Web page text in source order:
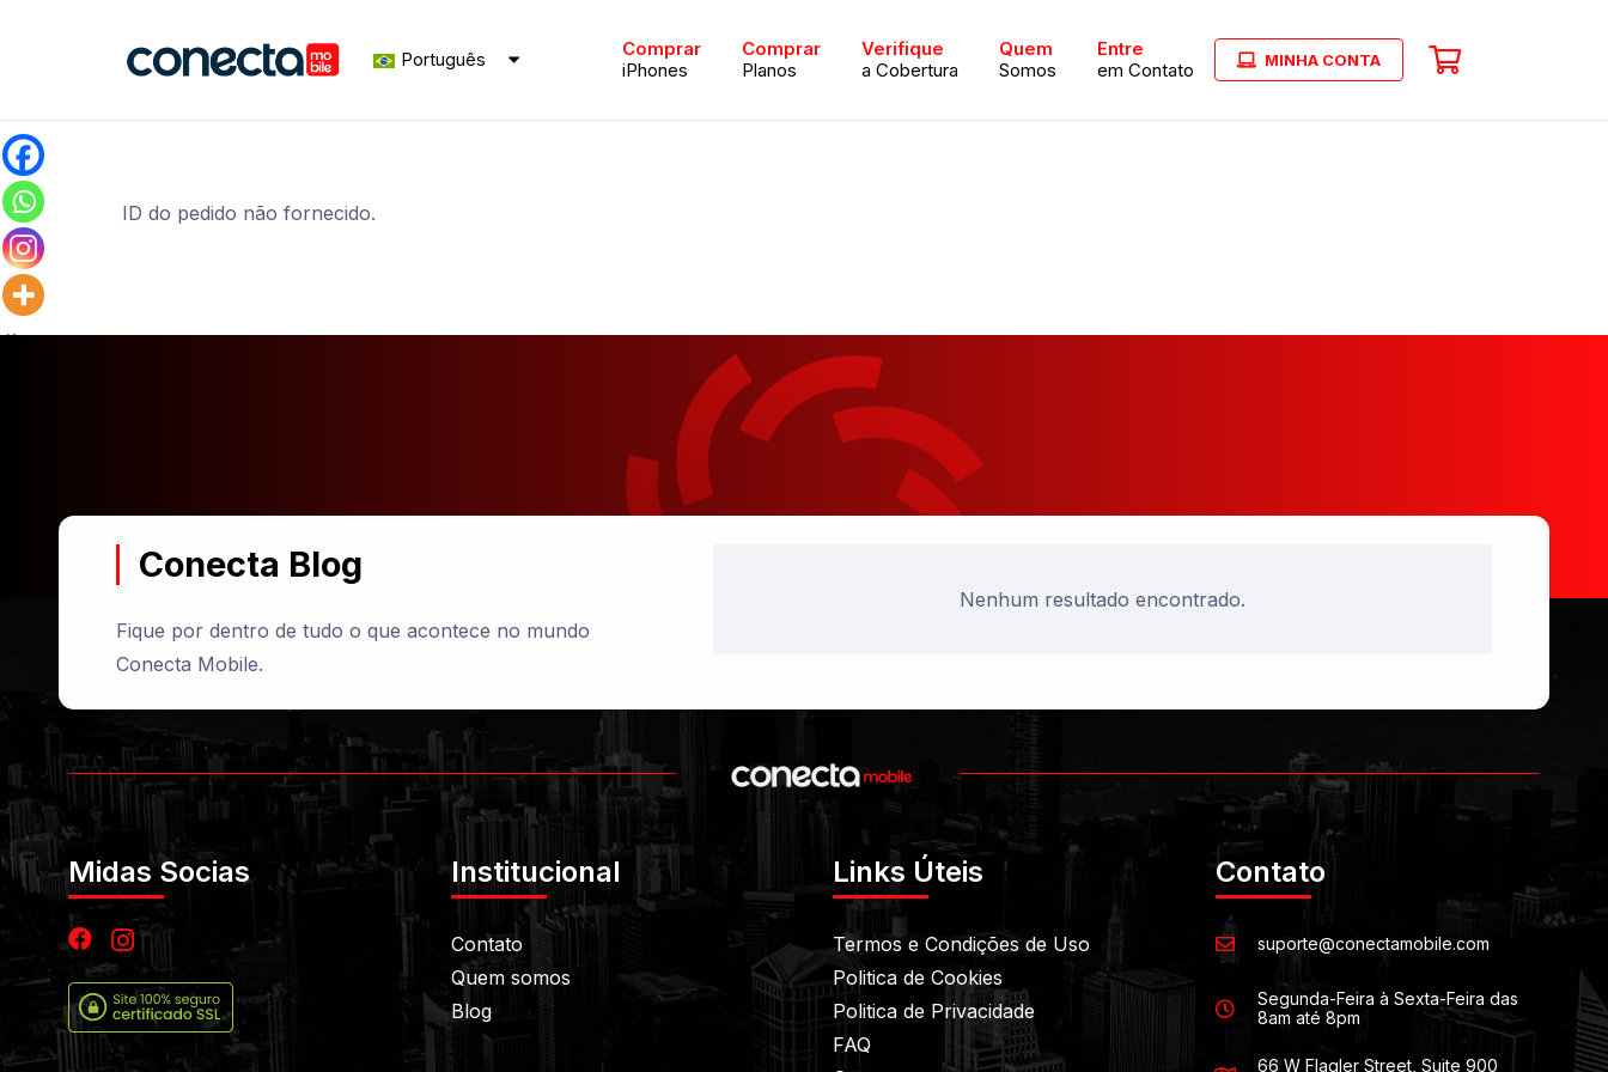
Português
Comprar
iPhones
Comprar
Planos
Verifique
a Cobertura
Quem
Somos
Entre
em Contato
MINHA CONTA
ID do pedido não fornecido.
Conecta Blog
Fique por dentro de tudo o que acontece no mundo
Conecta Mobile.
Nenhum resultado encontrado.
Midas Socias Institucional
Contato
Quem somos
Blog
Links Úteis
Termos e Condições de Uso
Politica de Cookies
Politica de Privacidade
FAQ
Contato
suporte@conectamobile.com
Segunda-Feira à Sexta-Feira das
8am até 8pm
66 W Flagler Street, Suite 900